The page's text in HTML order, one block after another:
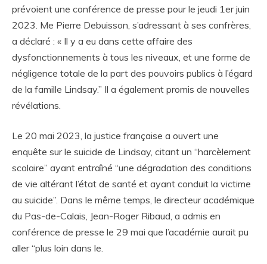
prévoient une conférence de presse pour le jeudi 1er juin
2023. Me Pierre Debuisson, s’adressant à ses confrères,
a déclaré : « Il y a eu dans cette affaire des
dysfonctionnements à tous les niveaux, et une forme de
négligence totale de la part des pouvoirs publics à l’égard
de la famille Lindsay.” Il a également promis de nouvelles
révélations.
Le 20 mai 2023, la justice française a ouvert une
enquête sur le suicide de Lindsay, citant un “harcèlement
scolaire” ayant entraîné “une dégradation des conditions
de vie altérant l’état de santé et ayant conduit la victime
au suicide”. Dans le même temps, le directeur académique
du Pas-de-Calais, Jean-Roger Ribaud, a admis en
conférence de presse le 29 mai que l’académie aurait pu
aller “plus loin dans le.